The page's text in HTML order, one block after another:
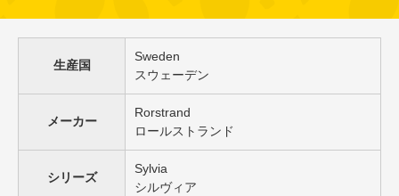
生産国
Sweden
スウェーデン
メーカー
Rorstrand
ロールストランド
シリーズ
Sylvia
シルヴィア